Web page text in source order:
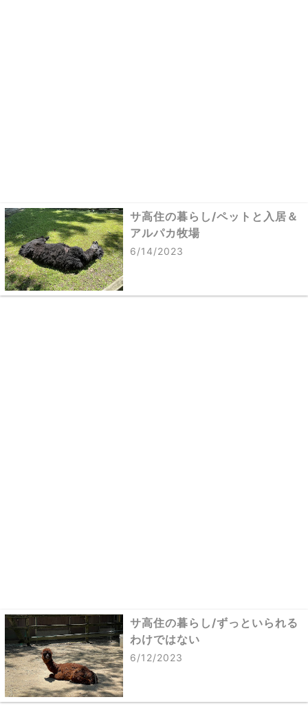
サ高住の暮らし/ペットと入居＆
アルパカ牧場
6/14/2023
サ高住の暮らし/ずっといられる
わけではない
6/12/2023